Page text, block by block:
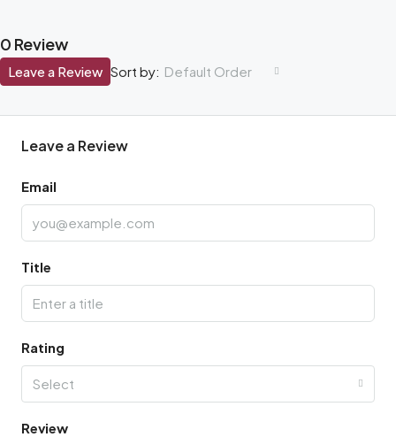
0 Review
Sort by: Default Order
Leave a Review
Leave a Review
Email
Title
Rating
Select
Review